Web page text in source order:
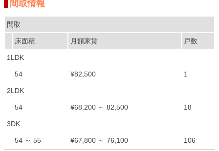
間取情報
間取
床面積 月額家賃 戸数
1LDK
54 ¥82,500 1
2LDK
54 ¥68,200 ～ 82,500 18
3DK
54 ～ 55 ¥67,800 ～ 76,100 106